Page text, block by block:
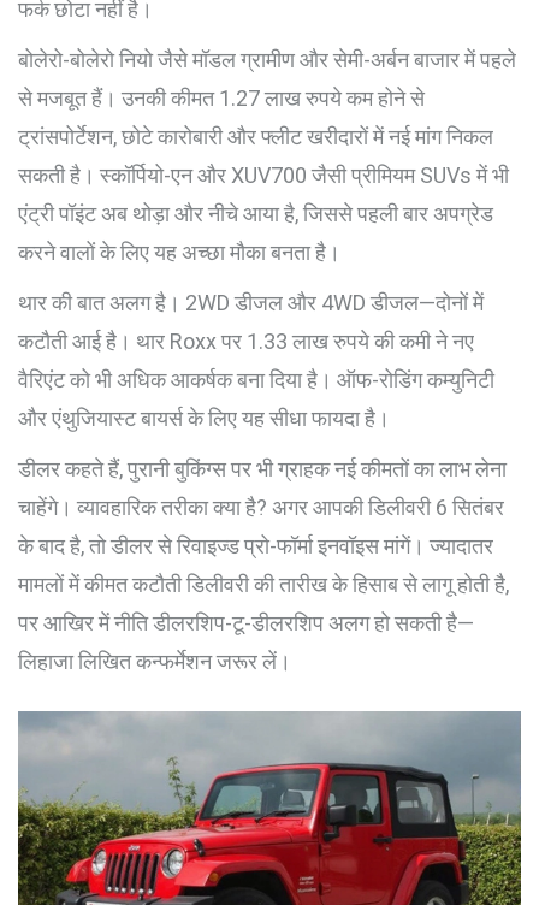
फर्क छोटा नहीं है।
बोलेरो-बोलेरो नियो जैसे मॉडल ग्रामीण और सेमी-अर्बन बाजार में पहले
से मजबूत हैं। उनकी कीमत 1.27 लाख रुपये कम होने से
ट्रांसपोर्टेशन, छोटे कारोबारी और फ्लीट खरीदारों में नई मांग निकल
सकती है। स्कॉर्पियो-एन और XUV700 जैसी प्रीमियम SUVs में भी
एंट्री पॉइंट अब थोड़ा और नीचे आया है, जिससे पहली बार अपग्रेड
करने वालों के लिए यह अच्छा मौका बनता है।
थार की बात अलग है। 2WD डीजल और 4WD डीजल—दोनों में
कटौती आई है। थार Roxx पर 1.33 लाख रुपये की कमी ने नए
वैरिएंट को भी अधिक आकर्षक बना दिया है। ऑफ-रोडिंग कम्युनिटी
और एंथुजियास्ट बायर्स के लिए यह सीधा फायदा है।
डीलर कहते हैं, पुरानी बुकिंग्स पर भी ग्राहक नई कीमतों का लाभ लेना
चाहेंगे। व्यावहारिक तरीका क्या है? अगर आपकी डिलीवरी 6 सितंबर
के बाद है, तो डीलर से रिवाइज्ड प्रो-फॉर्मा इनवॉइस मांगें। ज्यादातर
मामलों में कीमत कटौती डिलीवरी की तारीख के हिसाब से लागू होती है,
पर आखिर में नीति डीलरशिप-टू-डीलरशिप अलग हो सकती है—
लिहाजा लिखित कन्फर्मेशन जरूर लें।